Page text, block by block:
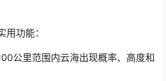
功能：
公里范围内云海出现概率、高度和